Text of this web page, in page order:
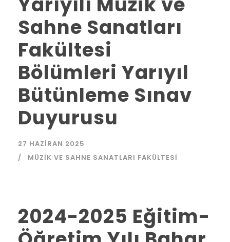
Sahne Sanatları
Fakültesi
Bölümleri Yarıyıl
Bütünleme Sınav
Duyurusu
27 HAZIRAN 2025
MÜZIK VE SAHNE SANATLARI FAKÜLTESI
2024-2025 Eğitim-